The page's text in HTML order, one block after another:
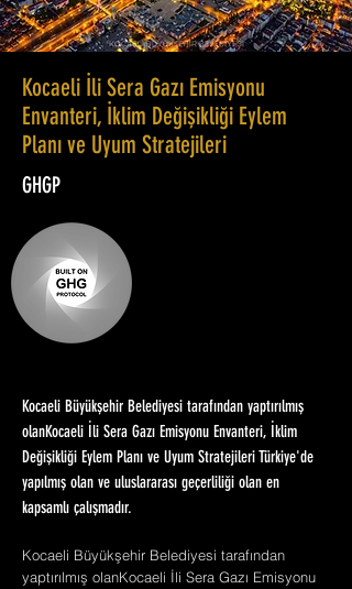
Kocaeli İli Sera Gazı Emisyonu
Envanteri, İklim Değişikliği Eylem
Planı ve Uyum Stratejileri
GHGP
Kocaeli Büyükşehir Belediyesi tarafından yaptırılmış
olanKocaeli İli Sera Gazı Emisyonu Envanteri, İklim
Değişikliği Eylem Planı ve Uyum Stratejileri Türkiye'de
yapılmış olan ve uluslararası geçerliliği olan en
kapsamlı çalışmadır.
Kocaeli Büyükşehir Belediyesi tarafından
yaptırılmış olanKocaeli İli Sera Gazı Emisyonu